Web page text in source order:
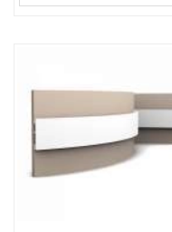
В КОРЗИНУ